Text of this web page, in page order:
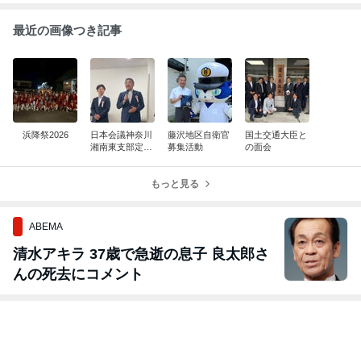
最近の画像つき記事
浜降祭2026
日本会議神奈川
湘南東支部定期
藤沢地区自衛官
募集活動
国土交通大臣と
の面会
もっと見る
ABEMA
清水アキラ 37歳で急逝の息子 良太郎さ
んの死去にコメント